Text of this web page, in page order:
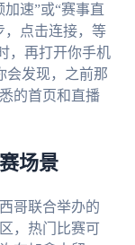
速”或“赛事直
，点击连接，等
，再打开你手机
会发现，之前那
的首页和直播
场景
哥联合举办的
，热门比赛可